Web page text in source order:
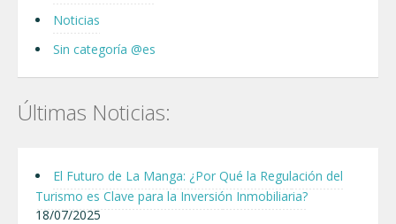
Noticias
Sin categoría @es
Últimas Noticias:
El Futuro de La Manga: ¿Por Qué la Regulación del
Turismo es Clave para la Inversión Inmobiliaria?
18/07/2025